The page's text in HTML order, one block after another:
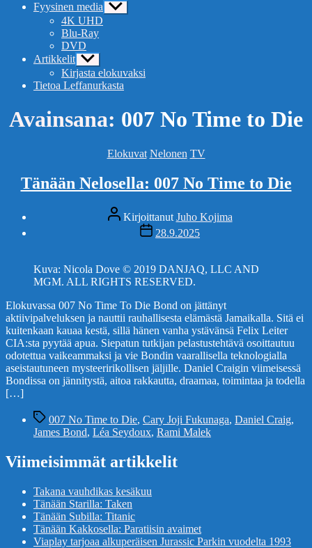
Fyysinen media Näytä
alavalikko
4K UHD
Blu-Ray
DVD
Artikkelit Näytä
alavalikko
Kirjasta elokuvaksi
Tietoa Leffanurkasta
Avainsana: 007 No Time to Die
Kategoriat
Elokuvat Nelonen TV
Tänään Nelosella: 007 No Time to Die
Kirjoittaja
Kirjoittanut Juho Kojima
Julkaisupäivämäärä
28.9.2025
Kuva: Nicola Dove © 2019 DANJAQ, LLC AND
MGM. ALL RIGHTS RESERVED.
Elokuvassa 007 No Time To Die Bond on jättänyt
aktiivipalveluksen ja nauttii rauhallisesta elämästä Jamaikalla. Sitä ei
kuitenkaan kauaa kestä, sillä hänen vanha ystävänsä Felix Leiter
CIA:sta pyytää apua. Siepatun tutkijan pelastustehtävä osoittautuu
odotettua vaikeammaksi ja vie Bondin vaarallisella teknologialla
aseistautuneen mysteeririkollisen jäljille. Daniel Craigin viimeisessä
Bondissa on jännitystä, aitoa rakkautta, draamaa, toimintaa ja todella
[…]
Avainsanat
007 No Time to Die, Cary Joji Fukunaga, Daniel Craig,
James Bond, Léa Seydoux, Rami Malek
Viimeisimmät artikkelit
Takana vauhdikas kesäkuu
Tänään Starilla: Taken
Tänään Subilla: Titanic
Tänään Kakkosella: Paratiisin avaimet
Viaplay tarjoaa alkuperäisen Jurassic Parkin vuodelta 1993